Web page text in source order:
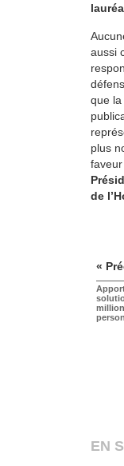
aussi
que la
plus
faveur
de
«
EN